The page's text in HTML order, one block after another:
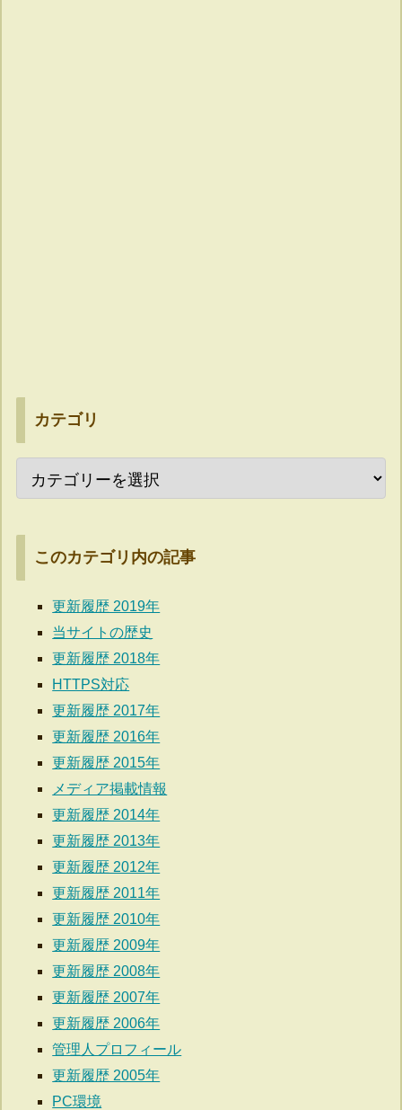
カテゴリ
このカテゴリ内の記事
更新履歴 2019年
当サイトの歴史
更新履歴 2018年
HTTPS対応
更新履歴 2017年
更新履歴 2016年
更新履歴 2015年
メディア掲載情報
更新履歴 2014年
更新履歴 2013年
更新履歴 2012年
更新履歴 2011年
更新履歴 2010年
更新履歴 2009年
更新履歴 2008年
更新履歴 2007年
更新履歴 2006年
管理人プロフィール
更新履歴 2005年
PC環境